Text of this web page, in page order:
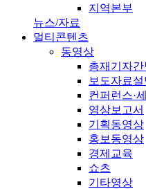
지역본부
뉴스/자료
멀티콘텐츠
동영상
총재기자간
보도자료설
컨퍼런스·
영상보고서
기획동영상
홍보동영상
경제교육
쇼츠
기타영상